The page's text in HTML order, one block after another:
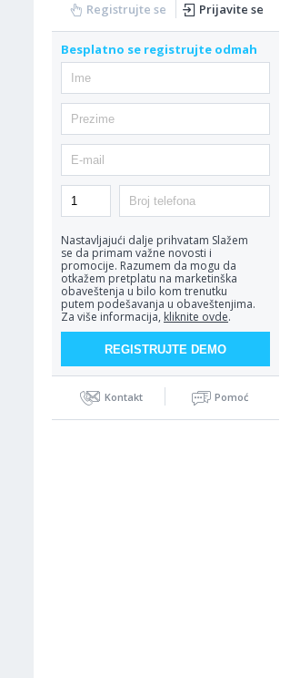
Registrujte se Prijavite se
Besplatno se registrujte odmah
Nastavljajući dalje prihvatam Slažem
se da primam važne novosti i
promocije. Razumem da mogu da
otkažem pretplatu na marketinška
obaveštenja u bilo kom trenutku
putem podešavanja u obaveštenjima.
Za više informacija, kliknite ovde.
Kontakt Pomoć